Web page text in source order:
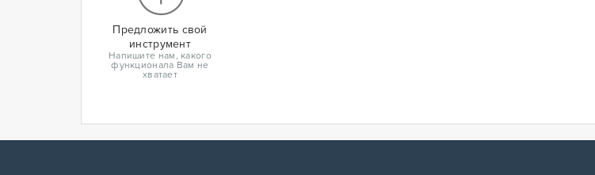
Предложить свой
инструмент
Напишите нам, какого
функционала Вам не
хватает